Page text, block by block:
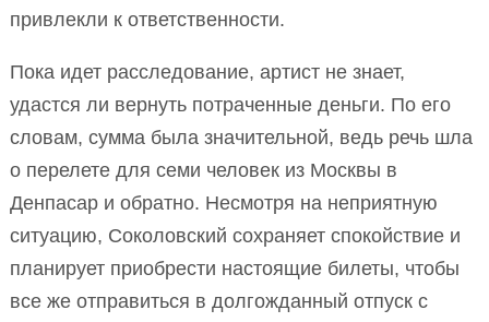
привлекли к ответственности.
Пока идет расследование, артист не знает,
удастся ли вернуть потраченные деньги. По его
словам, сумма была значительной, ведь речь шла
о перелете для семи человек из Москвы в
Денпасар и обратно. Несмотря на неприятную
ситуацию, Соколовский сохраняет спокойствие и
планирует приобрести настоящие билеты, чтобы
все же отправиться в долгожданный отпуск с